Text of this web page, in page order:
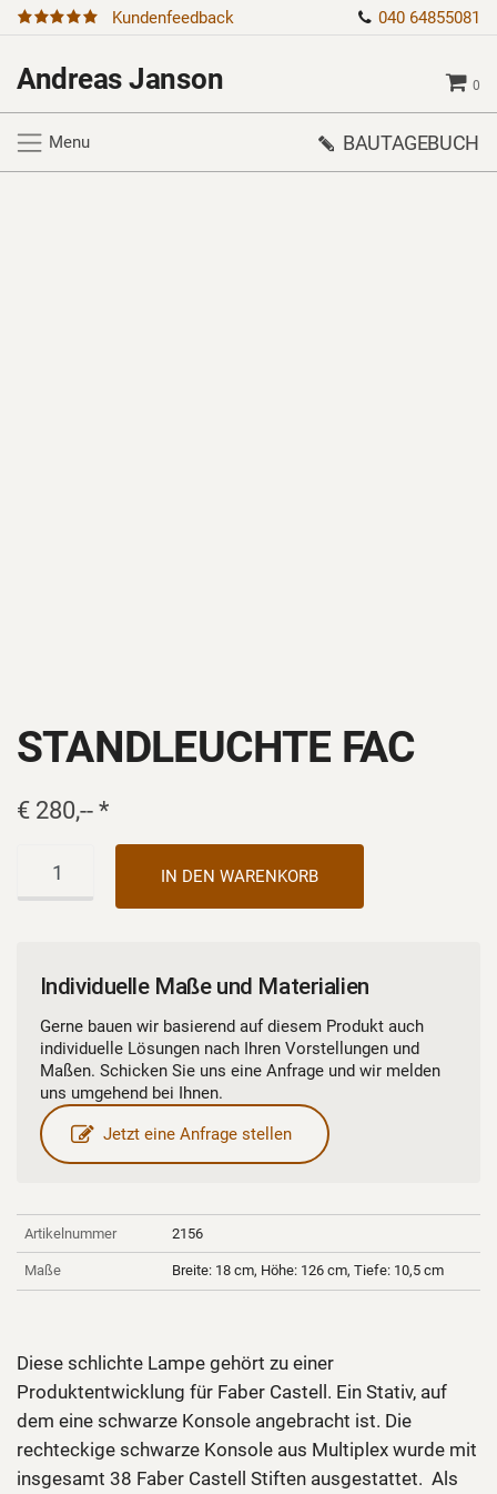
Kundenfeedback 040 64855081
Andreas Janson 0
Menu BAUTAGEBUCH
STANDLEUCHTE FAC
€ 280,-- *
IN DEN WARENKORB
Individuelle Maße und Materialien
Gerne bauen wir basierend auf diesem Produkt auch
individuelle Lösungen nach Ihren Vorstellungen und
Maßen. Schicken Sie uns eine Anfrage und wir melden
uns umgehend bei Ihnen.
Jetzt eine Anfrage stellen
Artikelnummer 2156
Maße Breite: 18 cm, Höhe: 126 cm, Tiefe: 10,5 cm
Diese schlichte Lampe gehört zu einer
Produktentwicklung für Faber Castell. Ein Stativ, auf
dem eine schwarze Konsole angebracht ist. Die
rechteckige schwarze Konsole aus Multiplex wurde mit
insgesamt 38 Faber Castell Stiften ausgestattet. Als